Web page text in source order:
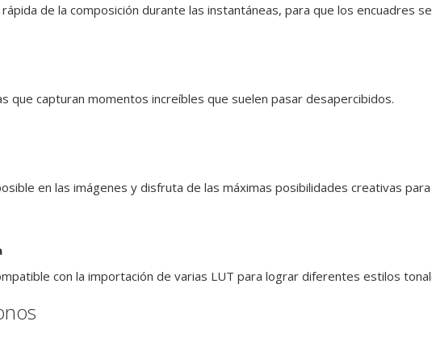
de la composición durante las instantáneas, para que los encuadres
que capturan momentos increíbles que suelen pasar desapercibidos.
en las imágenes y disfruta de las máximas posibilidades creativas
con la importación de varias LUT para lograr diferentes estilos